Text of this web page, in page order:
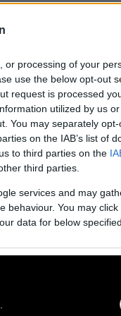
or processing of your
use the below opt-out
request is processed
utilized by us
You may separately
on the IAB’s list of
to third parties on the
third parties.
services and may
behaviour. You may
data for below
τα κλασσικά
συναίνεση! Από
hot ονόματα της
sex symbols
ο 35χρονος το